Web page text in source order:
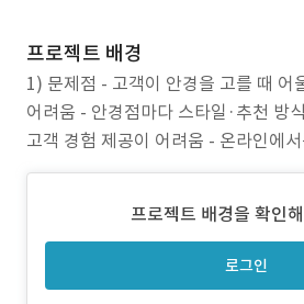
프로젝트 배경
1) 문제점 - 고객이 안경을 고를 때 어
어려움 - 안경점마다 스타일·추천 방
고객 경험 제공이 어려움 - 온라인에
거나 부정확해 구매 전환율이 낮음 -
AI 기반 얼굴형 분석: 사용자의 얼굴
프로젝트 배경을 확인
로그인